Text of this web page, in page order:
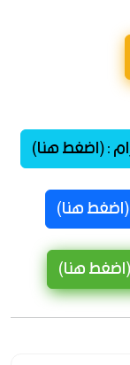
: (اضغط هنا)
هنا)
هنا)